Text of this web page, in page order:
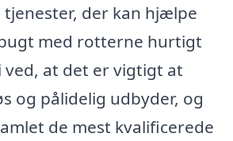
der kan hjælpe
med rotterne hurtigt
ved, at det er vigtigt at
og pålidelig udbyder, og
de mest kvalificerede